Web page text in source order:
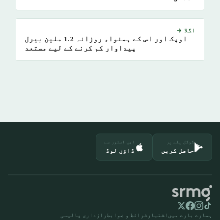
اگلا →
اوپک اور اس کے ہمنواء روزانہ 1.2 ملین بیرل
پیداوار کم کرنے کے لیے مستعد
گوگل پلے پر
حاصل کریں
ایپ اسٹور سے
ڈاؤن لوڈ
ہمارے بارے میں اشتہار شرائط و ضوابط رازداری پالیسی